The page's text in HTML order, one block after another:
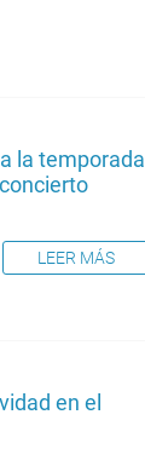
la temporada
LEER MÁS
en el